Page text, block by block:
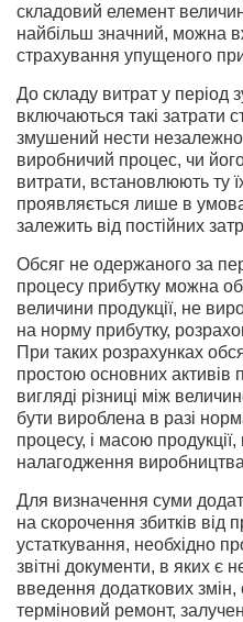
складовий елемент
найбільш значний, можна
страхування упущеного
До складу витрат у період
включаються такі затрати
змушений нести незалежно
виробничий процес, чи
витрати, встановлюють ту
проявляється лише в
залежить від постійних
Обсяг не одержаного за
процесу прибутку можна
величини продукції, не
на норму прибутку,
При таких розрахунках
простою основних активів
вигляді різниці між
бути вироблена в разі
процесу, і масою
налагодження виробництва
Для визначення суми
на скорочення збитків від
устаткування, необхідно
звітні документи, в яких є
введення додаткових змін,
терміновий ремонт,